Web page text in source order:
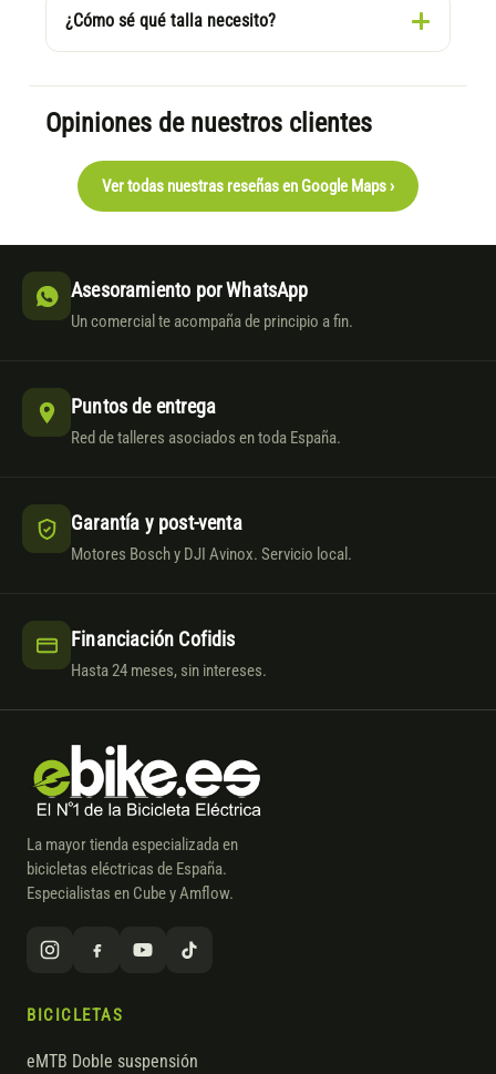
¿Cómo sé qué talla necesito?
Opiniones de nuestros clientes
Ver todas nuestras reseñas en Google Maps ›
Asesoramiento por WhatsApp
Un comercial te acompaña de principio a fin.
Puntos de entrega
Red de talleres asociados en toda España.
Garantía y post-venta
Motores Bosch y DJI Avinox. Servicio local.
Financiación Cofidis
Hasta 24 meses, sin intereses.
La mayor tienda especializada en
bicicletas eléctricas de España.
Especialistas en Cube y Amflow.
BICICLETAS
eMTB Doble suspensión